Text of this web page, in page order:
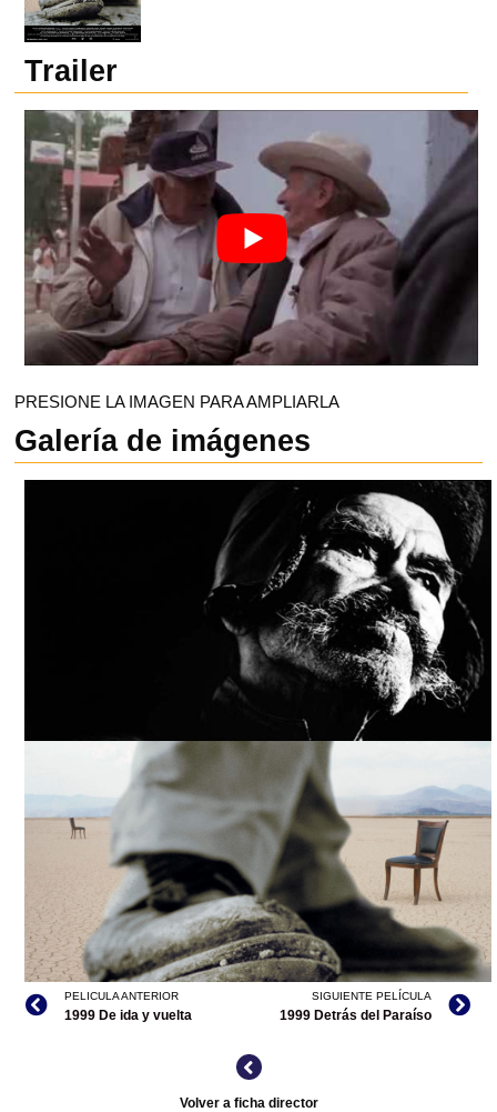
Trailer
PRESIONE LA IMAGEN PARA AMPLIARLA
Galería de imágenes
DEL OLVIDO AL NO ME ACUERDO, ARCHIVO IMCINE
DEL OLVIDO AL NO ME ACUERDO, CORTESÍA DIRECTOR
PELICULA ANTERIOR
1999 De ida y vuelta
SIGUIENTE PELÍCULA
1999 Detrás del Paraíso
Volver a ficha director